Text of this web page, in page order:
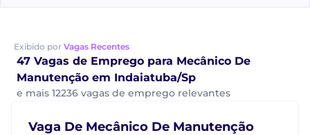
Exibido por Vagas Recentes
47 Vagas de Emprego para Mecânico De
Manutenção em Indaiatuba/Sp
e mais 12236 vagas de emprego relevantes
Vaga De Mecânico De Manutenção